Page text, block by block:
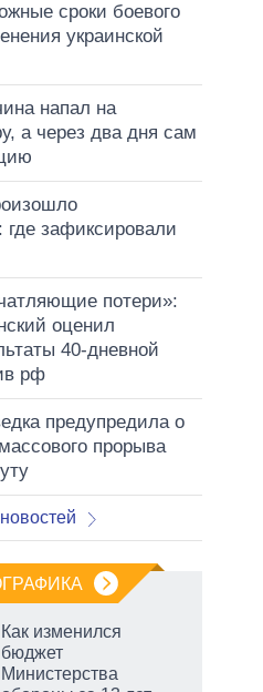
сроки боевого
украинской
напал на
а через два дня сам
где зафиксировали
потери»:
оценил
40-дневной
рф
предупредила о
прорыва
Как изменился
бюджет
Министерства